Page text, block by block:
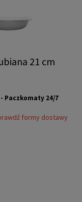
21 cm
- Paczkomaty 24/7
płatności
formy dostawy